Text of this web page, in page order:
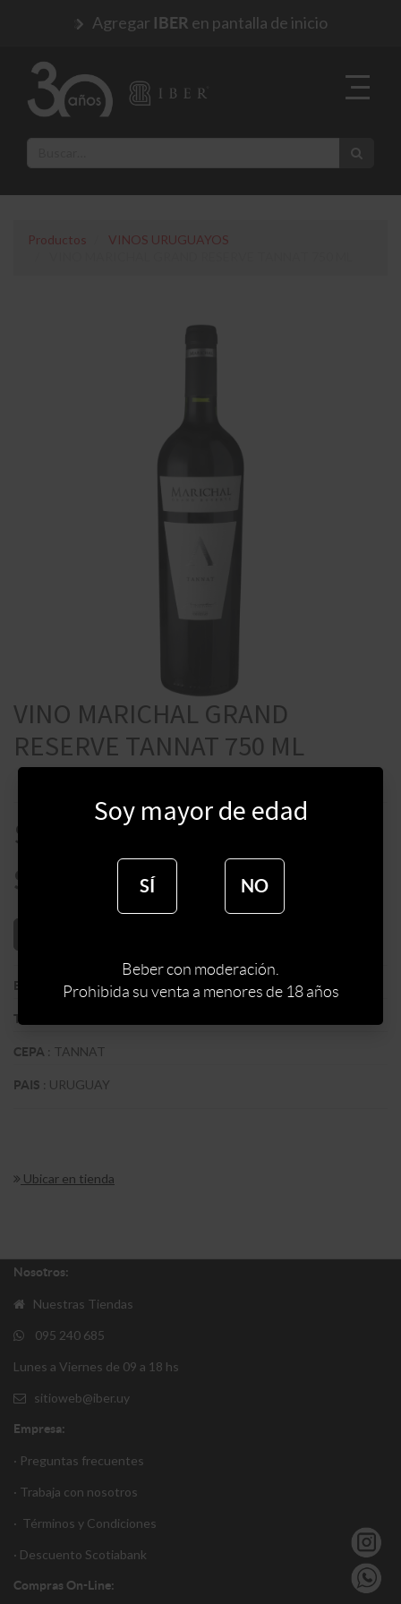
Agregar IBER en pantalla de inicio
Productos
VINOS URUGUAYOS
VINO MARICHAL GRAND
RESERVE TANNAT 750 ML
$
$
BODEGA: BODEGA MARICHAL
TIPO DE VINO
CEPA : TANNAT
PAIS : URUGUAY
Ubicar en tienda
Nosotros:
Nuestras Tiendas
095 240 685
Lunes a Viernes de 09 a 18 hs
sitioweb@iber.uy
Empresa:
· Preguntas frecuentes
· Trabaja con nosotros
· Términos y Condiciones
· Descuento Scotiabank
Compras On-Line:
Soy mayor de edad
SÍ NO
Beber con moderación.
Prohibida su venta a menores de 18 años